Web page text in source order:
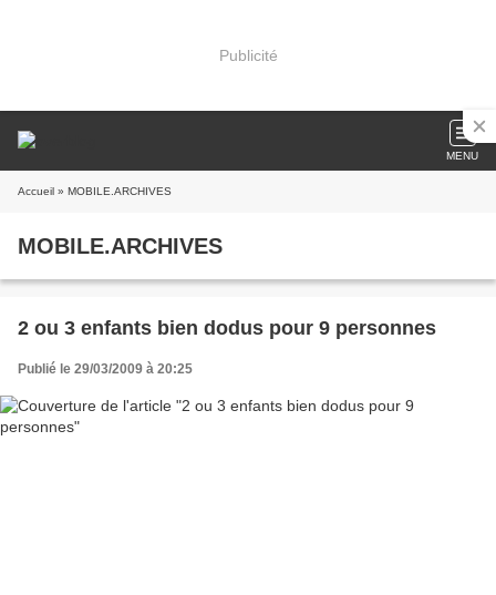
Publicité
MENU
Accueil » MOBILE.ARCHIVES
MOBILE.ARCHIVES
2 ou 3 enfants bien dodus pour 9 personnes
Publié le 29/03/2009 à 20:25